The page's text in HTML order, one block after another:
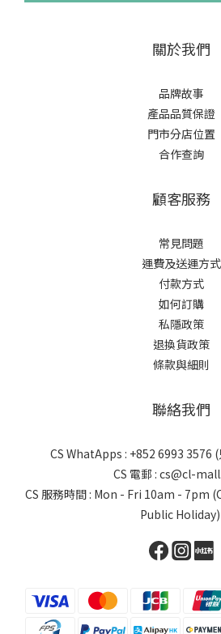
關於我們
品牌故事
產品品質保證
門市分店位置
合作查詢
顧客服務
常見問題
運費及送運方式
付款方式
如何訂購
私隱政策
退換貨政策
條款與細則
聯絡我們
CS WhatApps : +852 6993 3576
CS 電郵 : cs@cl-
CS 服務時間 : Mon - Fri 10am - 7pm
Public Holiday)